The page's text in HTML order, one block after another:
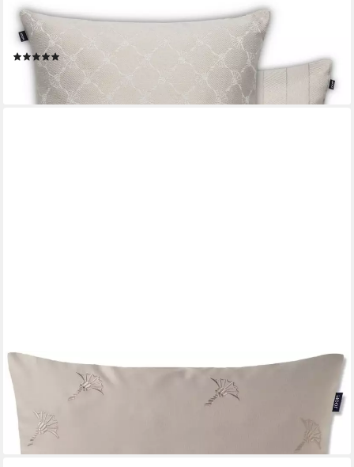
JOOP!
Dekokissen Row 50789 Beige, Fischgräten-Design, Kornblumen-
Motiv
(1)
59,95 €
lieferbar - in 2-3 Werktagen bei dir
Dekokissen JOOP! Living Zierkissenhülle Faded Cornflower rose
50x50cm
68,95 €
lieferbar - in 4-5 Werktagen bei dir